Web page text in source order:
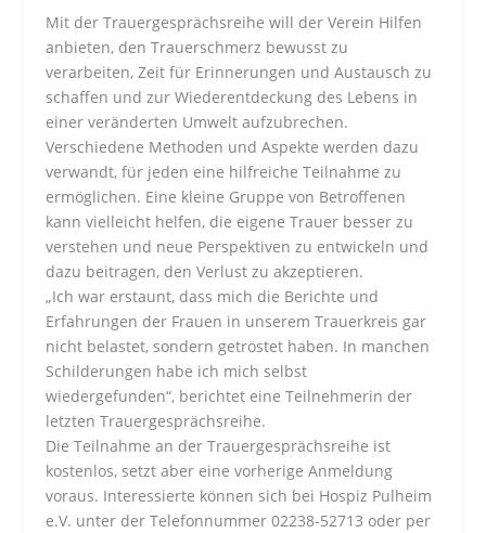
Mit der Trauergesprächsreihe will der Verein Hilfen
anbieten, den Trauerschmerz bewusst zu
verarbeiten, Zeit für Erinnerungen und Austausch zu
schaffen und zur Wiederentdeckung des Lebens in
einer veränderten Umwelt aufzubrechen.
Verschiedene Methoden und Aspekte werden dazu
verwandt, für jeden eine hilfreiche Teilnahme zu
ermöglichen. Eine kleine Gruppe von Betroffenen
kann vielleicht helfen, die eigene Trauer besser zu
verstehen und neue Perspektiven zu entwickeln und
dazu beitragen, den Verlust zu akzeptieren.
„Ich war erstaunt, dass mich die Berichte und
Erfahrungen der Frauen in unserem Trauerkreis gar
nicht belastet, sondern getröstet haben. In manchen
Schilderungen habe ich mich selbst
wiedergefunden“, berichtet eine Teilnehmerin der
letzten Trauergesprächsreihe.
Die Teilnahme an der Trauergesprächsreihe ist
kostenlos, setzt aber eine vorherige Anmeldung
voraus. Interessierte können sich bei Hospiz Pulheim
e.V. unter der Telefonnummer 02238-52713 oder per